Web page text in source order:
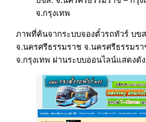
จ.กรุงเทพ
ภาพที่ค้นจากระบบจองตั๋วรถทัวร์ บข
จ.นครศรีธรรมราช จ.นครศรีธรรมรา
จ.กรุงเทพ ผ่านระบบออนไลน์แสดงดั